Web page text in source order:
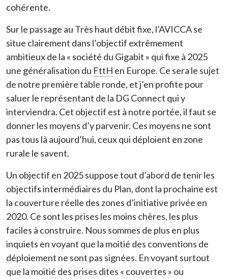
cohérente.
Sur le passage au Très haut débit fixe, l’AVICCA se
situe clairement dans l’objectif extrêmement
ambitieux de la « société du Gigabit » qui fixe à 2025
une généralisation du FttH en Europe. Ce sera le sujet
de notre première table ronde, et j’en profite pour
saluer le représentant de la DG Connect qui y
interviendra. Cet objectif est à notre portée, il faut se
donner les moyens d’y parvenir. Ces moyens ne sont
pas tous là aujourd’hui, ceux qui déploient en zone
rurale le savent.
Un objectif en 2025 suppose tout d’abord de tenir les
objectifs intermédiaires du Plan, dont la prochaine est
la couverture réelle des zones d’initiative privée en
2020. Ce sont les prises les moins chères, les plus
faciles à construire. Nous sommes de plus en plus
inquiets en voyant que la moitié des conventions de
déploiement ne sont pas signées. En voyant surtout
que la moitié des prises dites « couvertes » ou